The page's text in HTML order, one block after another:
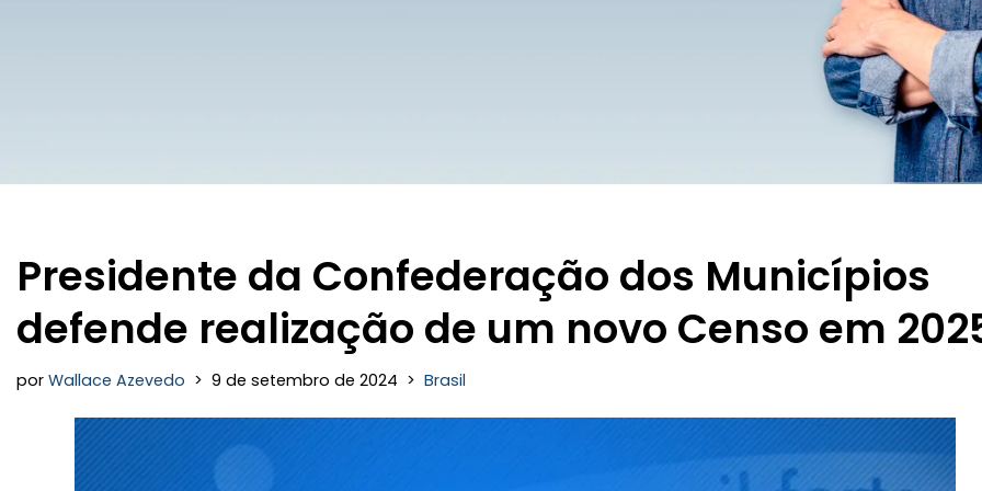
Presidente da Confederação dos Municípios
defende realização de um novo Censo em
por Wallace Azevedo 9 de setembro de 2024 Brasil